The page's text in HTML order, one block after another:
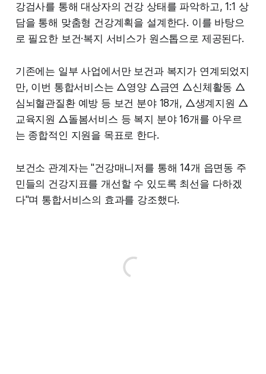
강검사를 통해 대상자의 건강 상태를 파악하고, 1:1 상
담을 통해 맞춤형 건강계획을 설계한다. 이를 바탕으
로 필요한 보건·복지 서비스가 원스톱으로 제공된다.
기존에는 일부 사업에서만 보건과 복지가 연계되었지
만, 이번 통합서비스는 △영양 △금연 △신체활동 △
심뇌혈관질환 예방 등 보건 분야 18개, △생계지원 △
교육지원 △돌봄서비스 등 복지 분야 16개를 아우르
는 종합적인 지원을 목표로 한다.
보건소 관계자는 "건강매니저를 통해 14개 읍면동 주
민들의 건강지표를 개선할 수 있도록 최선을 다하겠
다"며 통합서비스의 효과를 강조했다.